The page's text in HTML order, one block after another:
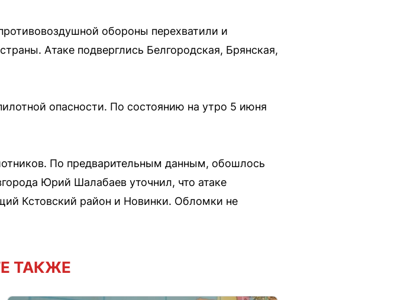
обороны перехватили и
Атаке подверглись Белгородская, Брянская,
опасности. По состоянию на утро 5 июня
По предварительным данным, обошлось
Юрий Шалабаев уточнил, что атаке
Кстовский район и Новинки. Обломки не
ТАКЖЕ